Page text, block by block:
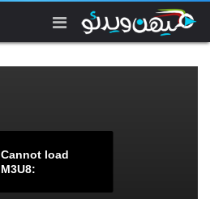
Cannot load
M3U8: